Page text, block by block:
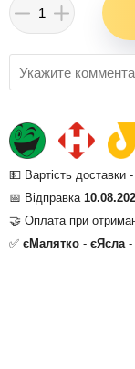
💵 Вартість доставки -
📅 Відправка
🤝 Оплата при
✅ єМалятко - єЯсла-